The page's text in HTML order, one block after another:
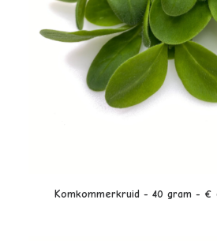
LEES VERDER
Komkommerkruid - 40 gram - €